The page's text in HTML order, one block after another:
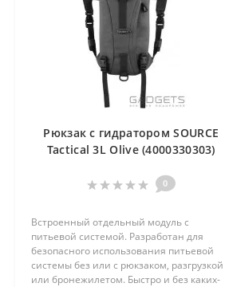
Рюкзак с гидратором SOURCE
Tactical 3L Olive (4000330303)
0
Встроенный отдельный модуль c
питьевой системой. Разработан для
безопасного использования питьевой
системы без или с рюкзаком, разгрузкой
или бронежилетом. Быстро и без каких-